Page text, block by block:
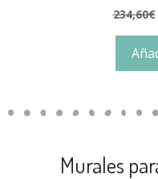
234,60€
Murales